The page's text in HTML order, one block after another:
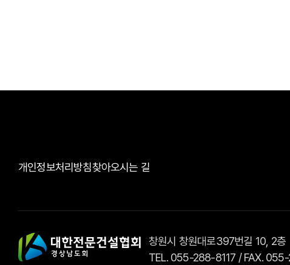
개인정보처리방침찾아오시는 길
창원시 창원대로397번길 10, 2층
TEL. 055-288-8117 / FAX.